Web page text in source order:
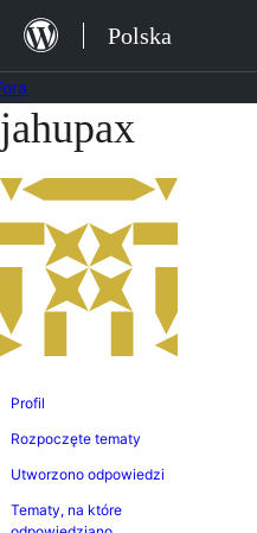
Przejdź
treści
Polska
Przejdź
do
treści
jahupax
Profil
Rozpoczęte tematy
Utworzono odpowiedzi
Tematy, na które